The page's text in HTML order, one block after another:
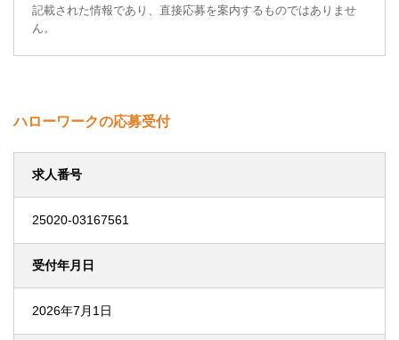
記載された情報であり、直接応募を案内するものではありませ
ん。
ハローワークの応募受付
求人番号
25020-03167561
受付年月日
2026年7月1日